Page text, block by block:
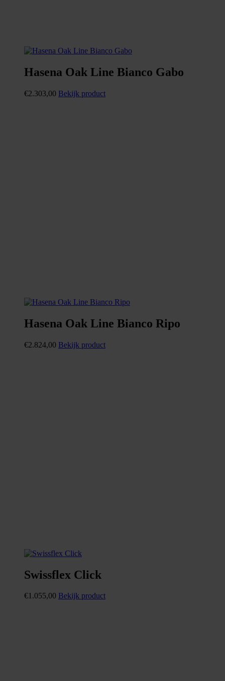
Hasena Oak Line Bianco Gabo
€2.303,00 Bekijk product
Hasena Oak Line Bianco Ripo
€2.824,00 Bekijk product
Swissflex Click
€1.055,00 Bekijk product